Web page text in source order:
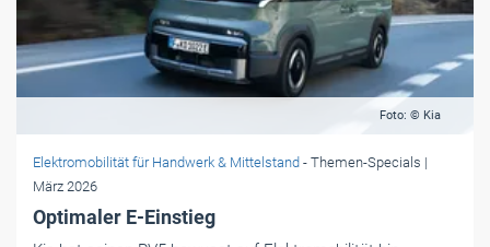
Foto: © Kia
Elektromobilität für Handwerk & Mittelstand - Themen-Specials |
März 2026
Optimaler E-Einstieg